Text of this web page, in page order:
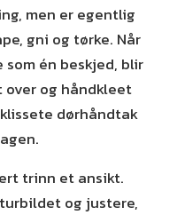
men er egentlig
gni og tørke. Når
én beskjed, blir
og håndkleet
dørhåndtak
trinn et ansikt.
og justere,